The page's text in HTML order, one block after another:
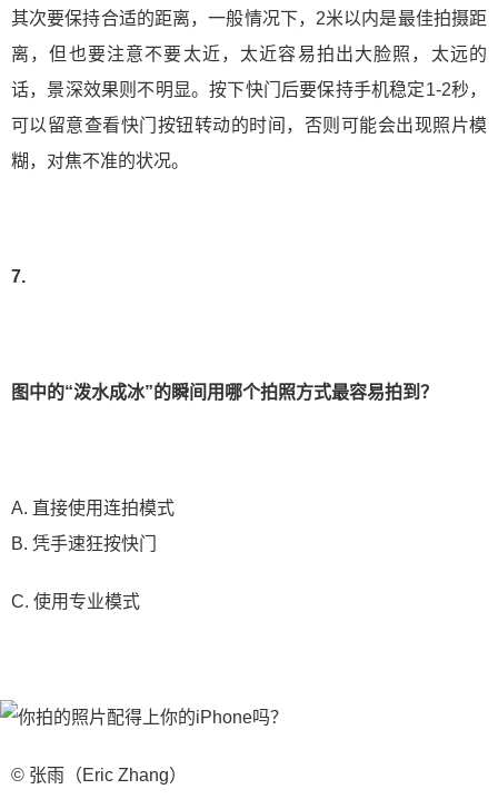
其次要保持合适的距离，一般情况下，2米以内是最佳拍摄距
离，但也要注意不要太近，太近容易拍出大脸照，太远的
话，景深效果则不明显。按下快门后要保持手机稳定1-2秒，
可以留意查看快门按钮转动的时间，否则可能会出现照片模
糊，对焦不准的状况。
7.
图中的“泼水成冰”的瞬间用哪个拍照方式最容易拍到？
A. 直接使用连拍模式
B. 凭手速狂按快门
C. 使用专业模式
© 张雨（Eric Zhang）